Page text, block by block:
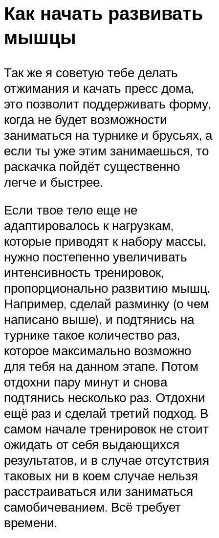
Как начать развивать
мышцы
Так же я советую тебе делать
отжимания и качать пресс дома,
это позволит поддерживать форму,
когда не будет возможности
заниматься на турнике и брусьях, а
если ты уже этим занимаешься, то
раскачка пойдёт существенно
легче и быстрее.
Если твое тело еще не
адаптировалось к нагрузкам,
которые приводят к набору массы,
нужно постепенно увеличивать
интенсивность тренировок,
пропорционально развитию мышц.
Например, сделай разминку (о чем
написано выше), и подтянись на
турнике такое количество раз,
которое максимально возможно
для тебя на данном этапе. Потом
отдохни пару минут и снова
подтянись несколько раз. Отдохни
ещё раз и сделай третий подход. В
самом начале тренировок не стоит
ожидать от себя выдающихся
результатов, и в случае отсутствия
таковых ни в коем случае нельзя
расстраиваться или заниматься
самобичеванием. Всё требует
времени.